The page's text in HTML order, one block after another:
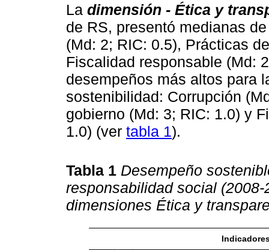
La dimensión - Ética y
de RS, presentó medianas
(Md: 2; RIC: 0.5), Prácticas
Fiscalidad responsable (Md:
desempeños más altos para
sostenibilidad: Corrupción
gobierno (Md: 3; RIC: 1.0) y
1.0) (ver tabla 1).
Tabla 1 Desempeño
responsabilidad social
dimensiones Ética y